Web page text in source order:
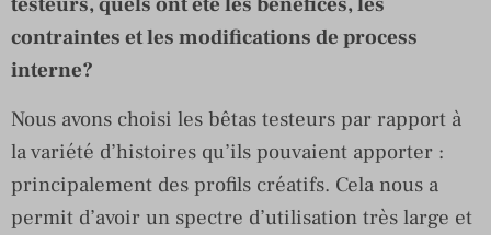
contraintes et les modifications de process
interne?
Nous avons choisi les bêtas testeurs par rapport à
la variété d’histoires qu’ils pouvaient apporter :
principalement des profils créatifs. Cela nous a
permit d’avoir un spectre d’utilisation très large et